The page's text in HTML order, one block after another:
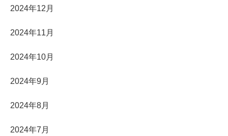
2024年12月
2024年11月
2024年10月
2024年9月
2024年8月
2024年7月